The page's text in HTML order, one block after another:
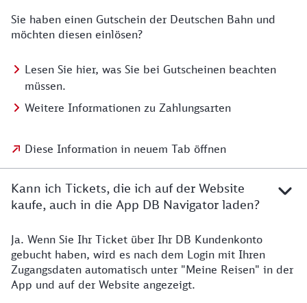
Sie haben einen Gutschein der Deutschen Bahn und
möchten diesen einlösen?
Lesen Sie hier, was Sie bei Gutscheinen beachten
müssen.
Weitere Informationen zu Zahlungsarten
Diese Information in neuem Tab öffnen
Kann ich Tickets, die ich auf der Website
kaufe, auch in die App DB Navigator laden?
Ja. Wenn Sie Ihr Ticket über Ihr DB Kundenkonto
gebucht haben, wird es nach dem Login mit Ihren
Zugangsdaten automatisch unter "Meine Reisen" in der
App und auf der Website angezeigt.